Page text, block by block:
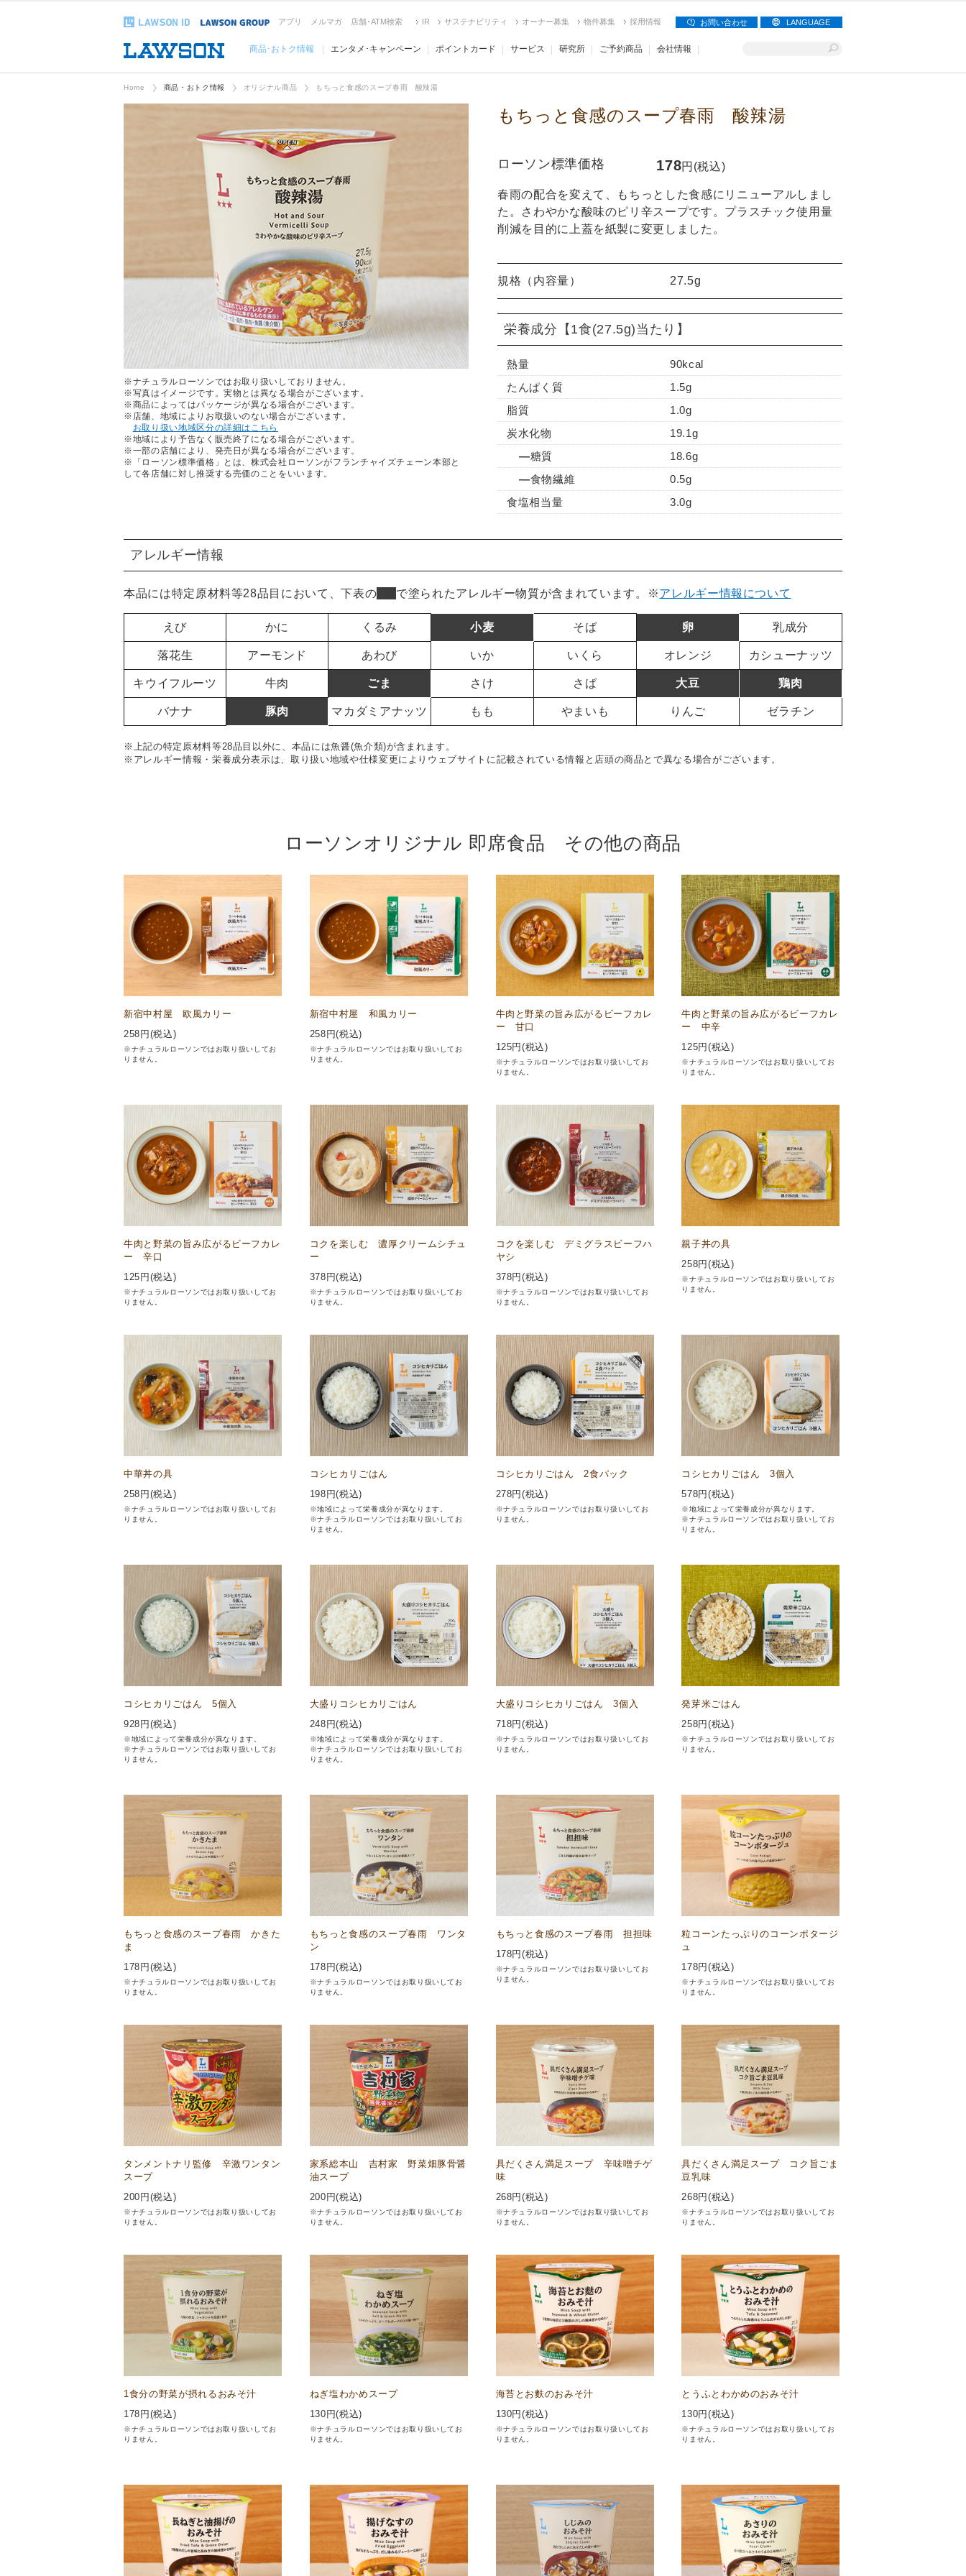
アプリ メルマガ 店舗･ATM検索 IR サステナビリティ オーナー募集 物件募集 採用情報 お問い合わせ LANGUAGE
商品･おトク情報 エンタメ･キャンペーン ポイントカード サービス 研究所 ご予約商品 会社情報
Home 商品・おトク情報 オリジナル商品 もちっと食感のスープ春雨 酸辣湯
※ナチュラルローソンではお取り扱いしておりません。
※写真はイメージです。実物とは異なる場合がございます。
※商品によってはパッケージが異なる場合がございます。
※店舗、地域によりお取扱いのない場合がございます。
お取り扱い地域区分の詳細はこちら
※地域により予告なく販売終了になる場合がございます。
※一部の店舗により、発売日が異なる場合がございます。
※「ローソン標準価格」とは、株式会社ローソンがフランチャイズチェーン本部と
して各店舗に対し推奨する売価のことをいいます。
もちっと食感のスープ春雨 酸辣湯
ローソン標準価格 178円(税込)
春雨の配合を変えて、もちっとした食感にリニューアルしまし
た。さわやかな酸味のピリ辛スープです。プラスチック使用量
削減を目的に上蓋を紙製に変更しました。
規格（内容量） 27.5g
栄養成分 【1食(27.5g)当たり】
熱量
90kcal
たんぱく質
1.5g
脂質
1.0g
炭水化物
19.1g
糖質
18.6g
食物繊維
0.5g
食塩相当量
3.0g
アレルギー情報
本品には特定原材料等28品目において、下表の で塗られたアレルギー物質が含まれています。 ※アレルギー情報について
えび かに くるみ 小麦 そば 卵 乳成分
落花生 アーモンド あわび いか いくら オレンジ カシューナッツ
キウイフルーツ 牛肉 ごま さけ さば 大豆 鶏肉
バナナ 豚肉 マカダミアナッツ もも やまいも りんご ゼラチン
※上記の特定原材料等28品目以外に、本品には魚醤(魚介類)が含まれます。
※アレルギー情報・栄養成分表示は、取り扱い地域や仕様変更によりウェブサイトに記載されている情報と店頭の商品とで異なる場合がございます。
ローソンオリジナル 即席食品 その他の商品
新宿中村屋 欧風カリー
258 円(税込)
※ナチュラルローソンではお取り扱いしてお
りません。
新宿中村屋 和風カリー
258 円(税込)
※ナチュラルローソンではお取り扱いしてお
りません。
牛肉と野菜の旨み広がるビーフカレ
ー 甘口
125円(税込)
※ナチュラルローソンではお取り扱いしてお
りません。
牛肉と野菜の旨み広がるビーフカレ
ー 中辛
125円(税込)
※ナチュラルローソンではお取り扱いしてお
りません。
牛肉と野菜の旨み広がるビーフカレ
ー 辛口
125 円(税込)
※ナチュラルローソンではお取り扱いしてお
りません。
コクを楽しむ 濃厚クリームシチュ
ー
378 円(税込)
※ナチュラルローソンではお取り扱いしてお
りません。
コクを楽しむ デミグラスビーフハ
ヤシ
378円(税込)
※ナチュラルローソンではお取り扱いしてお
りません。
親子丼の具
258円(税込)
※ナチュラルローソンではお取り扱いしてお
りません。
中華丼の具
258 円(税込)
※ナチュラルローソンではお取り扱いしてお
りません。
コシヒカリごはん
198 円(税込)
※地域によって栄養成分が異なります。
※ナチュラルローソンではお取り扱いしてお
りません。
コシヒカリごはん 2食パック
278円(税込)
※ナチュラルローソンではお取り扱いしてお
りません。
コシヒカリごはん 3個入
578円(税込)
※地域によって栄養成分が異なります。
※ナチュラルローソンではお取り扱いしてお
りません。
コシヒカリごはん 5個入
928 円(税込)
※地域によって栄養成分が異なります。
※ナチュラルローソンではお取り扱いしてお
りません。
大盛りコシヒカリごはん
248 円(税込)
※地域によって栄養成分が異なります。
※ナチュラルローソンではお取り扱いしてお
りません。
大盛りコシヒカリごはん 3個入
718円(税込)
※ナチュラルローソンではお取り扱いしてお
りません。
発芽米ごはん
258円(税込)
※ナチュラルローソンではお取り扱いしてお
りません。
もちっと食感のスープ春雨 かきた
ま
178 円(税込)
※ナチュラルローソンではお取り扱いしてお
りません。
もちっと食感のスープ春雨 ワンタ
ン
178 円(税込)
※ナチュラルローソンではお取り扱いしてお
りません。
もちっと食感のスープ春雨 担担味
178円(税込)
※ナチュラルローソンではお取り扱いしてお
りません。
粒コーンたっぷりのコーンポタージ
ュ
178円(税込)
※ナチュラルローソンではお取り扱いしてお
りません。
タンメントナリ監修 辛激ワンタン
スープ
200 円(税込)
※ナチュラルローソンではお取り扱いしてお
りません。
家系総本山 吉村家 野菜畑豚骨醤
油スープ
200 円(税込)
※ナチュラルローソンではお取り扱いしてお
りません。
具だくさん満足スープ 辛味噌チゲ
味
268円(税込)
※ナチュラルローソンではお取り扱いしてお
りません。
具だくさん満足スープ コク旨ごま
豆乳味
268円(税込)
※ナチュラルローソンではお取り扱いしてお
りません。
1食分の野菜が摂れるおみそ汁
178 円(税込)
※ナチュラルローソンではお取り扱いしてお
りません。
ねぎ塩わかめスープ
130 円(税込)
※ナチュラルローソンではお取り扱いしてお
りません。
海苔とお麩のおみそ汁
130円(税込)
※ナチュラルローソンではお取り扱いしてお
りません。
とうふとわかめのおみそ汁
130円(税込)
※ナチュラルローソンではお取り扱いしてお
りません。